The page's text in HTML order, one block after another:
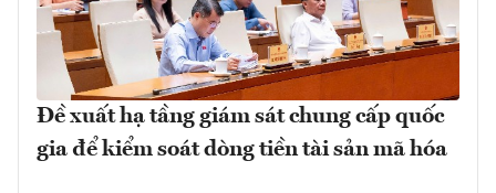
Đề xuất hạ tầng giám sát chung cấp quốc
gia để kiểm soát dòng tiền tài sản mã hóa